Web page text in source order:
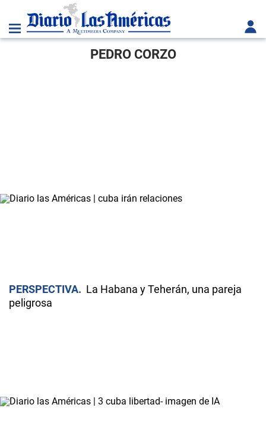
PEDRO CORZO
PERSPECTIVA
La Habana y Teherán, una pareja
peligrosa